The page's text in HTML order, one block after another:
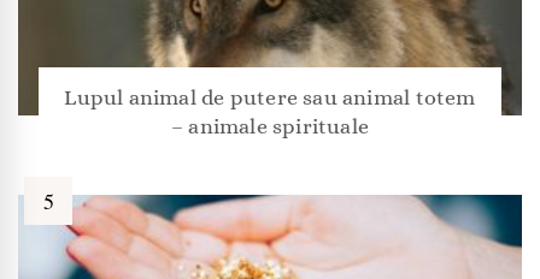
Lupul animal de putere sau animal totem
– animale spirituale